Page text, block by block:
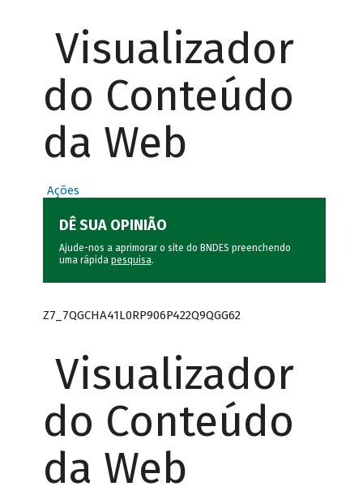
Visualizador
do Conteúdo
da Web
Ações
DÊ SUA OPINIÃO
Ajude-nos a aprimorar o site do BNDES preenchendo
uma rápida pesquisa.
Z7_7QGCHA41L0RP906P422Q9QGG62
Visualizador
do Conteúdo
da Web